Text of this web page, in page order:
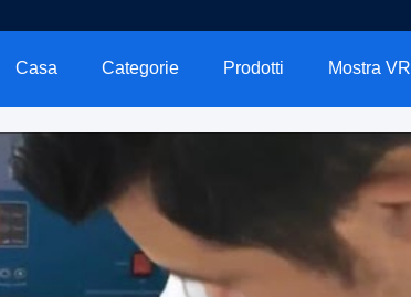
Casa Categorie Prodotti Mostra VR